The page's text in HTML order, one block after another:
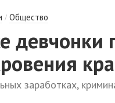
/Общество
девчонки
заработках,